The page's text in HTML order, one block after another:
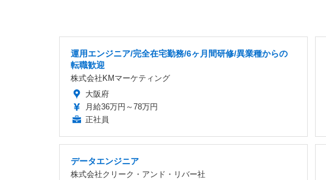
運用エンジニア/完全在宅勤務/6ヶ月間研修/異業種からの
転職歓迎
株式会社KMマーケティング
大阪府
月給36万円～78万円
正社員
データエンジニア
株式会社クリーク・アンド・リバー社